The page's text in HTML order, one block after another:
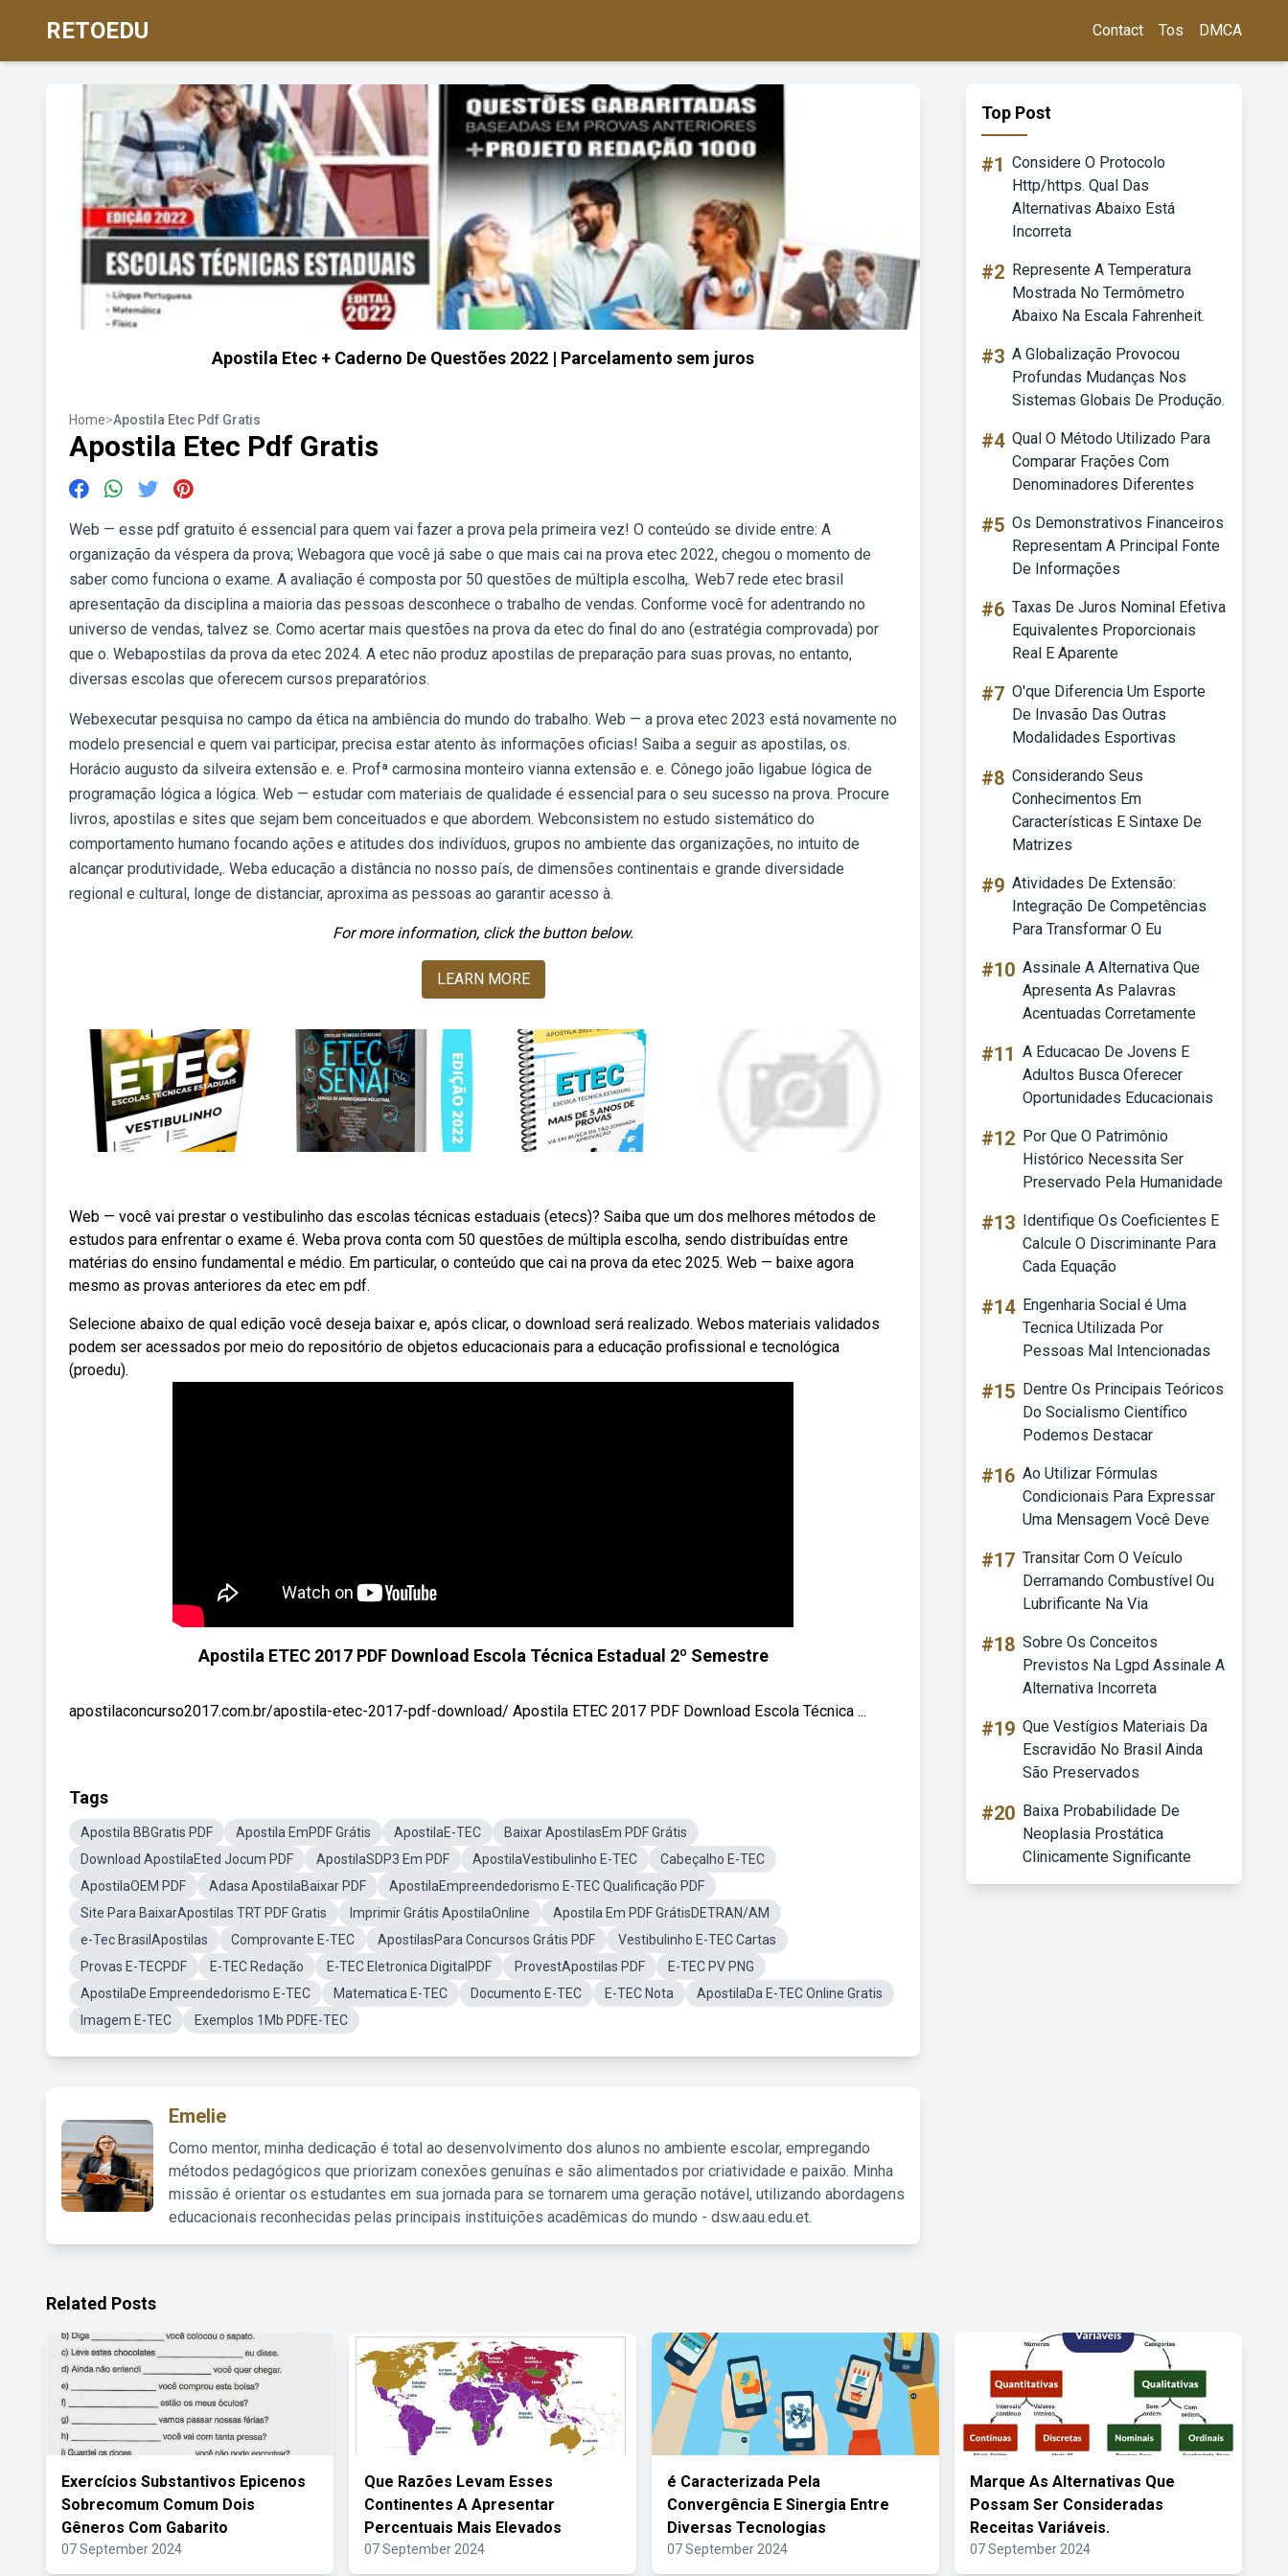
RETOEDU Contact Tos DMCA
Apostila Etec + Caderno De Questões 2022 | Parcelamento sem juros
Home>Apostila Etec Pdf Gratis
Apostila Etec Pdf Gratis
Web — esse pdf gratuito é essencial para quem vai fazer a prova pela primeira vez! O conteúdo se divide entre: A
organização da véspera da prova; Webagora que você já sabe o que mais cai na prova etec 2022, chegou o momento de
saber como funciona o exame. A avaliação é composta por 50 questões de múltipla escolha,. Web7 rede etec brasil
apresentação da disciplina a maioria das pessoas desconhece o trabalho de vendas. Conforme você for adentrando no
universo de vendas, talvez se. Como acertar mais questões na prova da etec do final do ano (estratégia comprovada) por
que o. Webapostilas da prova da etec 2024. A etec não produz apostilas de preparação para suas provas, no entanto,
diversas escolas que oferecem cursos preparatórios.
Webexecutar pesquisa no campo da ética na ambiência do mundo do trabalho. Web — a prova etec 2023 está novamente no
modelo presencial e quem vai participar, precisa estar atento às informações oficias! Saiba a seguir as apostilas, os.
Horácio augusto da silveira extensão e. e. Profª carmosina monteiro vianna extensão e. e. Cônego joão ligabue lógica de
programação lógica a lógica. Web — estudar com materiais de qualidade é essencial para o seu sucesso na prova. Procure
livros, apostilas e sites que sejam bem conceituados e que abordem. Webconsistem no estudo sistemático do
comportamento humano focando ações e atitudes dos indivíduos, grupos no ambiente das organizações, no intuito de
alcançar produtividade,. Weba educação a distância no nosso país, de dimensões continentais e grande diversidade
regional e cultural, longe de distanciar, aproxima as pessoas ao garantir acesso à.
For more information, click the button below.
LEARN MORE
Web — você vai prestar o vestibulinho das escolas técnicas estaduais (etecs)? Saiba que um dos melhores métodos de
estudos para enfrentar o exame é. Weba prova conta com 50 questões de múltipla escolha, sendo distribuídas entre
matérias do ensino fundamental e médio. Em particular, o conteúdo que cai na prova da etec 2025. Web — baixe agora
mesmo as provas anteriores da etec em pdf.
Selecione abaixo de qual edição você deseja baixar e, após clicar, o download será realizado. Webos materiais validados
podem ser acessados por meio do repositório de objetos educacionais para a educação profissional e tecnológica
(proedu).
Apostila ETEC 2017 PDF Download Escola Técnica Estadual 2º Semestre
apostilaconcurso2017.com.br/apostila-etec-2017-pdf-download/ Apostila ETEC 2017 PDF Download Escola Técnica ...
Tags
Apostila BBGratis PDF Apostila EmPDF Grátis ApostilaE-TEC
Baixar ApostilasEm PDF Grátis
Download ApostilaEted Jocum PDF
ApostilaSDP3 Em PDF ApostilaVestibulinho E-TEC
Cabeçalho E-TEC
ApostilaOEM PDF
Adasa ApostilaBaixar PDF
ApostilaEmpreendedorismo E-TEC Qualificação PDF
Site Para BaixarApostilas TRT PDF Gratis
Imprimir Grátis ApostilaOnline
Apostila Em PDF GrátisDETRAN/AM
e-Tec BrasilApostilas
Comprovante E-TEC ApostilasPara Concursos Grátis PDF
Vestibulinho E-TEC Cartas
Provas E-TECPDF
E-TEC Redação E-TEC Eletronica DigitalPDF ProvestApostilas PDF
E-TEC PV PNG
ApostilaDe Empreendedorismo E-TEC
Matematica E-TEC Documento E-TEC E-TEC Nota
ApostilaDa E-TEC Online Gratis
Imagem E-TEC
Exemplos 1Mb PDFE-TEC
Emelie
Como mentor, minha dedicação é total ao desenvolvimento dos alunos no ambiente escolar, empregando
métodos pedagógicos que priorizam conexões genuínas e são alimentados por criatividade e paixão. Minha
missão é orientar os estudantes em sua jornada para se tornarem uma geração notável, utilizando abordagens
educacionais reconhecidas pelas principais instituições acadêmicas do mundo - dsw.aau.edu.et.
Top Post
#1 Considere O Protocolo
Http/https. Qual Das
Alternativas Abaixo Está
Incorreta
#2 Represente A Temperatura
Mostrada No Termômetro
Abaixo Na Escala Fahrenheit.
#3 A Globalização Provocou
Profundas Mudanças Nos
Sistemas Globais De Produção.
#4 Qual O Método Utilizado Para
Comparar Frações Com
Denominadores Diferentes
#5 Os Demonstrativos Financeiros
Representam A Principal Fonte
De Informações
#6 Taxas De Juros Nominal Efetiva
Equivalentes Proporcionais
Real E Aparente
#7 O'que Diferencia Um Esporte
De Invasão Das Outras
Modalidades Esportivas
#8 Considerando Seus
Conhecimentos Em
Características E Sintaxe De
Matrizes
#9 Atividades De Extensão:
Integração De Competências
Para Transformar O Eu
#10 Assinale A Alternativa Que
Apresenta As Palavras
Acentuadas Corretamente
#11 A Educacao De Jovens E
Adultos Busca Oferecer
Oportunidades Educacionais
#12 Por Que O Patrimônio
Histórico Necessita Ser
Preservado Pela Humanidade
#13 Identifique Os Coeficientes E
Calcule O Discriminante Para
Cada Equação
#14 Engenharia Social é Uma
Tecnica Utilizada Por
Pessoas Mal Intencionadas
#15 Dentre Os Principais Teóricos
Do Socialismo Científico
Podemos Destacar
#16 Ao Utilizar Fórmulas
Condicionais Para Expressar
Uma Mensagem Você Deve
#17 Transitar Com O Veículo
Derramando Combustível Ou
Lubrificante Na Via
#18 Sobre Os Conceitos
Previstos Na Lgpd Assinale A
Alternativa Incorreta
#19 Que Vestígios Materiais Da
Escravidão No Brasil Ainda
São Preservados
#20 Baixa Probabilidade De
Neoplasia Prostática
Clinicamente Significante
Related Posts
Exercícios Substantivos Epicenos
Sobrecomum Comum Dois
Gêneros Com Gabarito
07 September 2024
Que Razões Levam Esses
Continentes A Apresentar
Percentuais Mais Elevados
07 September 2024
é Caracterizada Pela
Convergência E Sinergia Entre
Diversas Tecnologias
07 September 2024
Marque As Alternativas Que
Possam Ser Consideradas
Receitas Variáveis.
07 September 2024